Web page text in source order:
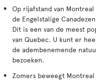
Op rijafstand van
de Engelstalige
Dit is een van de meest
van Quebec. U kunt er
de adembenemende
bezoeken.
Zomers beweegt